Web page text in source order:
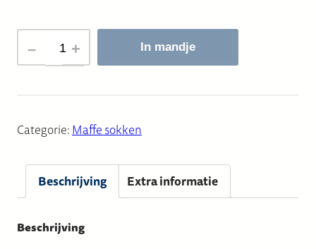
+
– In mandje
Categorie:Maffe sokken
Beschrijving Extra informatie
Beschrijving